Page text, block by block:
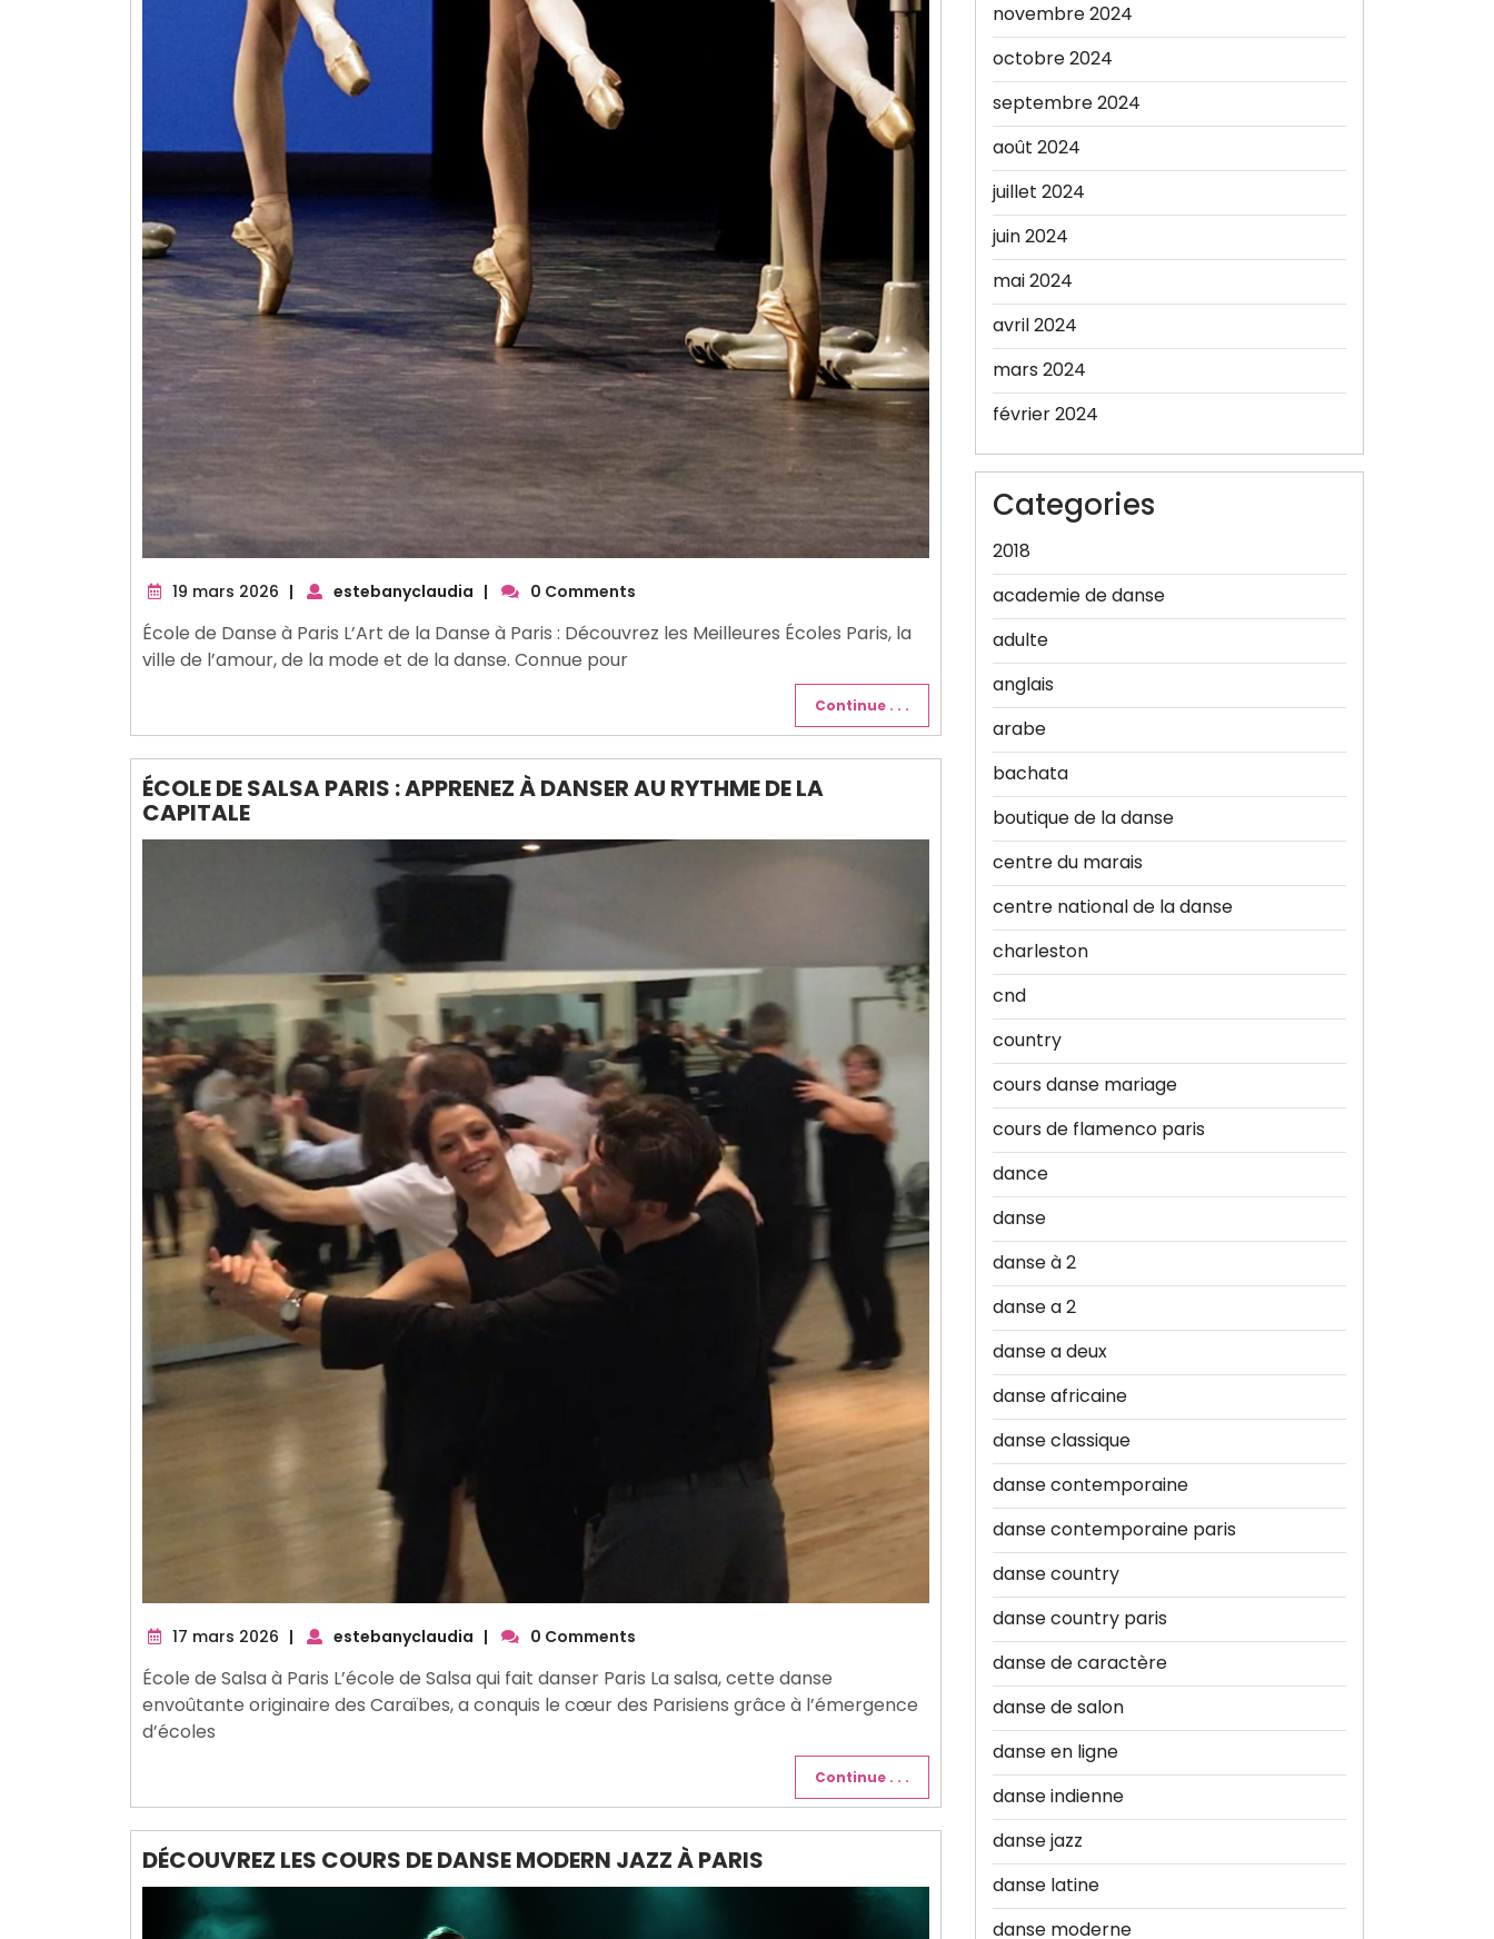
19 mars 2026 19
2026
| estebanyclaudia | 0 Comments
École de Danse à Paris L’Art de la Danse à Paris : Découvrez les Meilleures Écoles Paris, la
ville de l’amour, de la mode et de la danse. Connue pour
Continue . . .
ÉCOLE DE SALSA PARIS : APPRENEZ À DANSER AU RYTHME DE LA
CAPITALE
17 mars 2026 17
2026
| estebanyclaudia | 0 Comments
École de Salsa à Paris L’école de Salsa qui fait danser Paris La salsa, cette danse
envoûtante originaire des Caraïbes, a conquis le cœur des Parisiens grâce à l’émergence
d’écoles
Continue . . .
DÉCOUVREZ LES COURS DE DANSE MODERN JAZZ À PARIS
novembre 2024
octobre 2024
septembre 2024
août 2024
juillet 2024
juin 2024
mai 2024
avril 2024
mars 2024
février 2024
Categories
2018
academie de danse
adulte
anglais
arabe
bachata
boutique de la danse
centre du marais
centre national de la danse
charleston
cnd
country
cours danse mariage
cours de flamenco paris
dance
danse
danse à 2
danse a 2
danse a deux
danse africaine
danse classique
danse contemporaine
danse contemporaine paris
danse country
danse country paris
danse de caractère
danse de salon
danse en ligne
danse indienne
danse jazz
danse latine
danse moderne